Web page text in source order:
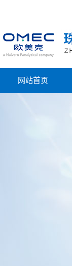
网站首页